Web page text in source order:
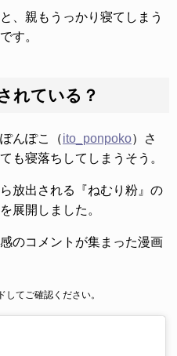
、親もうっかり寝てしまう
す。
れている？
んぽこ（ito_ponpoko）さ
も寝落ちしてしまうそう。
放出される『ねむり粉』の
展開しました。
のコメントが集まった漫画
てご確認ください。